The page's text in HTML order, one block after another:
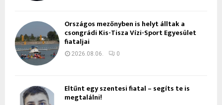
Országos mezőnyben is helyt álltak a
csongrádi Kis-Tisza Vízi-Sport Egyesület
fiataljai
2026.08.06. 0
Eltűnt egy szentesi fiatal – segíts te is
megtalálni!